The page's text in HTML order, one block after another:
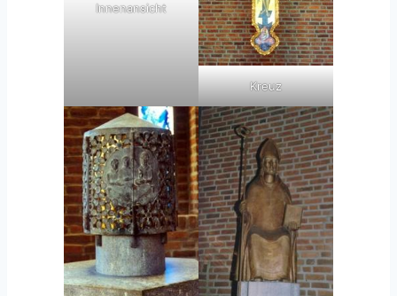
Innenansicht
Kreuz